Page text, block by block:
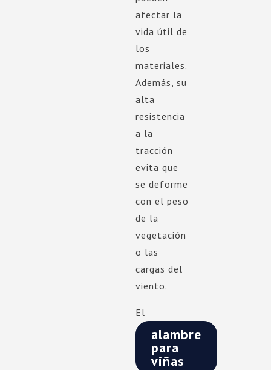
afectar la
vida útil de
los
materiales.
Además, su
alta
resistencia
a la
tracción
evita que
se deforme
con el peso
de la
vegetación
o las
cargas del
viento.
El
alambre
para
viñas